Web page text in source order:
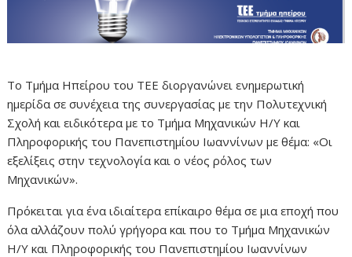
Το Τμήμα Ηπείρου του ΤΕΕ διοργανώνει ενημερωτική
ημερίδα σε συνέχεια της συνεργασίας με την Πολυτεχνική
Σχολή και ειδικότερα με το Τμήμα Μηχανικών Η/Υ και
Πληροφορικής του Πανεπιστημίου Ιωαννίνων με θέμα: «Οι
εξελίξεις στην τεχνολογία και ο νέος ρόλος των
Μηχανικών».
Πρόκειται για ένα ιδιαίτερα επίκαιρο θέμα σε μια εποχή που
όλα αλλάζουν πολύ γρήγορα και που το Τμήμα Μηχανικών
Η/Υ και Πληροφορικής του Πανεπιστημίου Ιωαννίνων